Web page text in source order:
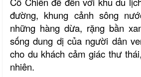
đường, khung cảnh sông
những hàng dừa, rặng bần
sống dung dị của người dân
cho du khách cảm giác thư
nhiên.